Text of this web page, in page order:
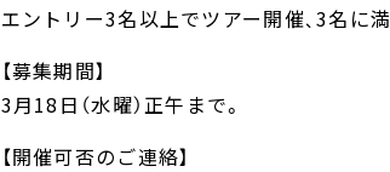
エントリー3名以上でツアー開催、3名に
【募集期間】
3月18日（水曜）正午まで。
【開催可否のご連絡】